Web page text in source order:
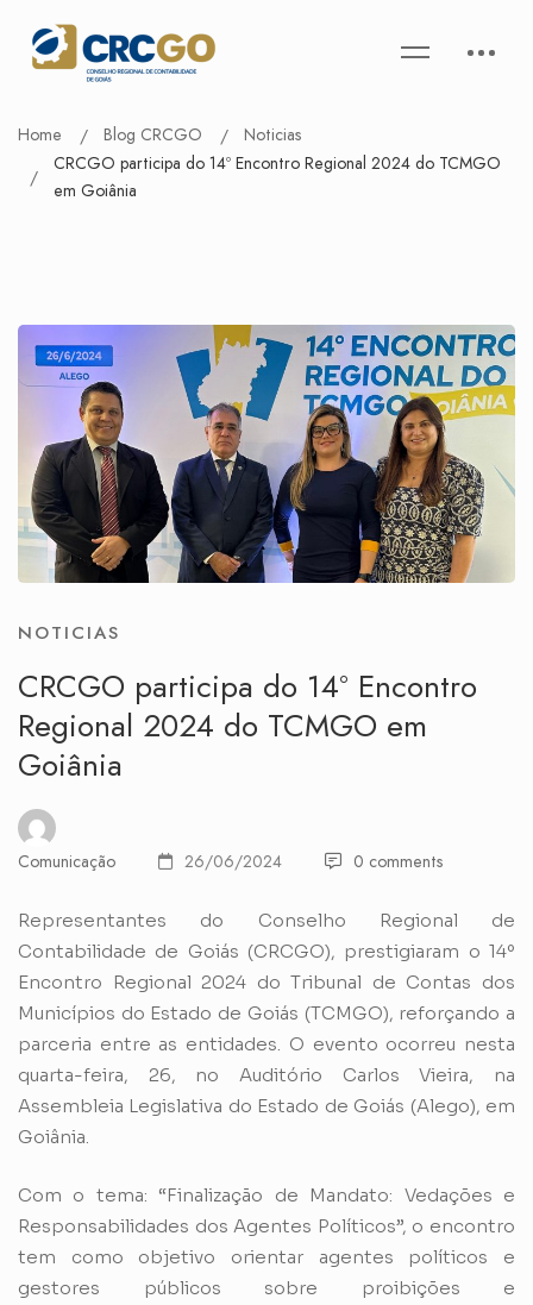
Home Blog CRCGO
Noticias
CRCGO participa do 14º Encontro Regional 2024 do TCMGO
em Goiânia
NOTICIAS
CRCGO participa do 14º Encontro
Regional 2024 do TCMGO em
Goiânia
Comunicação 26/06/2024 0 comments
Representantes do Conselho Regional de
Contabilidade de Goiás (CRCGO), prestigiaram o 14º
Encontro Regional 2024 do Tribunal de Contas dos
Municípios do Estado de Goiás (TCMGO), reforçando a
parceria entre as entidades. O evento ocorreu nesta
quarta-feira, 26, no Auditório Carlos Vieira, na
Assembleia Legislativa do Estado de Goiás (Alego), em
Goiânia.
Com o tema: “Finalização de Mandato: Vedações e
Responsabilidades dos Agentes Políticos”, o encontro
tem como objetivo orientar agentes políticos e
gestores públicos sobre proibições e